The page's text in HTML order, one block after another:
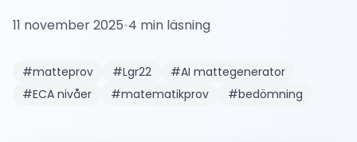
11 november 2025•4 min läsning
#matteprov #Lgr22 #AI mattegenerator
#ECA nivåer #matematikprov #bedömning